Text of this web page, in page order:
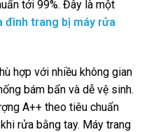
tới 99%. Đây là một
đình trang bị máy rửa
hợp với nhiều không gian
bám bẩn và dễ vệ sinh.
A++ theo tiêu chuẩn
rửa bằng tay. Máy trang